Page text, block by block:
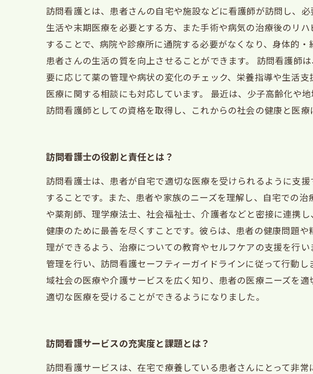
訪問看護とは、患者さんの自宅や施設などに看護師が訪問し、
生活や末期医療を必要とする方、また手術や病気の治療後のリ
することで、病院や診療所に通院する必要がなくなり、身体的
患者さんの生活の質を向上させることができます。 訪問看護師
要に応じて薬の管理や病状の変化のチェック、栄養指導や生活
医療に関する相談にも対応しています。 最近は、少子高齢化や
訪問看護師としての資格を取得し、これからの社会の健康と医療
訪問看護士の役割と責任とは？
訪問看護士は、患者が自宅で適切な医療を受けられるように支
することです。また、患者や家族のニーズを理解し、自宅での
や薬剤師、理学療法士、社会福祉士、介護者などと密接に連携
健康のために最善を尽くすことです。彼らは、患者の健康問題
理ができるよう、治療についての教育やセルフケアの支援を行
管理を行い、訪問看護セーフティーガイドラインに従って行動
域社会の医療や介護サービスを広く知り、患者の医療ニーズを
適切な医療を受けることができるようになりました。
訪問看護サービスの充実度と課題とは？
訪問看護サービスは、在宅で療養している患者さんにとって非